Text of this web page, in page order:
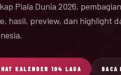
Piala Dunia 2026,
hasil, preview, dan highlight
KALENDER 104 LAGA BACA